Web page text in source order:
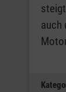
auch